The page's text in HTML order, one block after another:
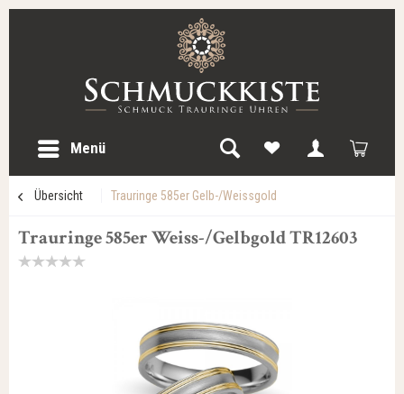
Menü
Übersicht Trauringe 585er Gelb-/Weissgold
Trauringe 585er Weiss-/Gelbgold TR12603